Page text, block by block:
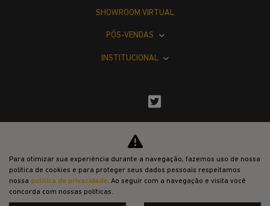
SHOWROOM VIRTUAL
PÓS-VENDAS
INSTITUCIONAL
Desacelere. Seu bem maior é a vida.
Para otimizar sua experiência durante a navegação, fazemos uso de nossa
política de cookies e para proteger seus dados pessoais respeitamos
nossa política de privacidade. Ao seguir com a navegação e visita você
concorda com nossas políticas.